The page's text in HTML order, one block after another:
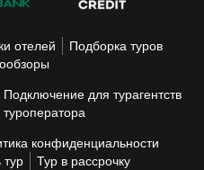
отелей
Подборка туров
Подключение для турагентств
туроператора
конфиденциальности
тур
Тур в рассрочку